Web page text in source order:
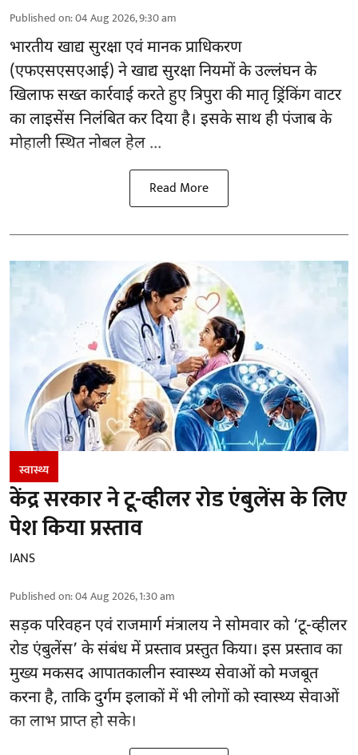
Published on:04 Aug 2026, 9:30 am
भारतीय खाद्य सुरक्षा एवं मानक प्राधिकरण
(एफएसएसएआई) ने खाद्य सुरक्षा नियमों के उल्लंघन के
खिलाफ सख्त कार्रवाई करते हुए त्रिपुरा की मातृ ड्रिंकिंग वाटर
का लाइसेंस निलंबित कर दिया है। इसके साथ ही पंजाब के
मोहाली स्थित नोबल हेल ...
Read More
स्वास्थ्य
केंद्र सरकार ने टू-व्हीलर रोड एंबुलेंस के लिए
पेश किया प्रस्ताव
IANS
Published on:04 Aug 2026, 1:30 am
सड़क परिवहन एवं राजमार्ग मंत्रालय ने सोमवार को ‘टू-व्हीलर
रोड एंबुलेंस’ के संबंध में प्रस्ताव प्रस्तुत किया। इस प्रस्ताव का
मुख्य मकसद आपातकालीन स्वास्थ्य सेवाओं को मजबूत
करना है, ताकि दुर्गम इलाकों में भी लोगों को स्वास्थ्य सेवाओं
का लाभ प्राप्त हो सके।